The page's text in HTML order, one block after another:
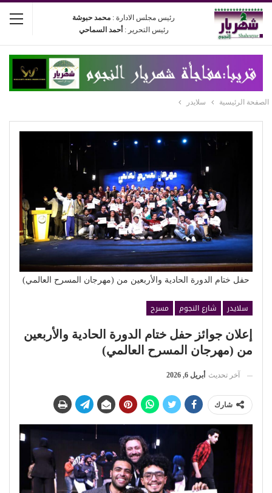
رئيس مجلس الادارة : محمد حبوشة
رئيس التحرير : أحمد السماحي
الصفحة الرئيسية سلايدر
حفل ختام الدورة الحادية والأربعين من (مهرجان المسرح العالمي)
سلايدر شارع النجوم
مسرح
إعلان جوائز حفل ختام الدورة الحادية والأربعين
من (مهرجان المسرح العالمي)
آخر تحديث أبريل 6, 2026
شارك